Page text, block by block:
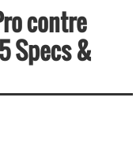
contre
Specs &